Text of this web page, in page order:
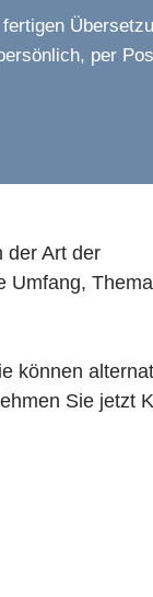
per
der Art der
Umfang,
können
Sie jetzt